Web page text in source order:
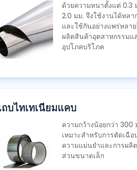
ด้วยความหนาตั้งแต่ 0.3
2.0 มม. จึงใช้งานได้หลา
และใช้กันอย่างแพร่หลา
ผลิตสินค้าอุตสาหกรรมแ
อุปโภคบริโภค
บไทเทเนียมแคบ
ความกว้างน้อยกว่า 300
เหมาะสําหรับการตัดเฉือ
ความแม่นยําและการผลิ
ส่วนขนาดเล็ก